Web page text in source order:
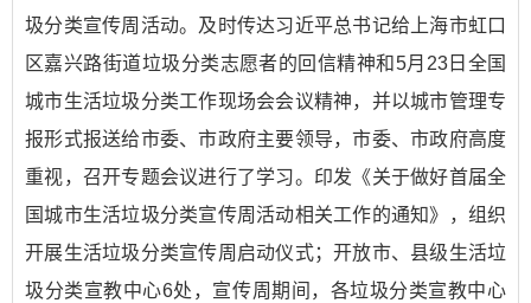
圾分类宣传周活动。及时传达习近平总书记给上海市虹口
区嘉兴路街道垃圾分类志愿者的回信精神和5月23日全国
城市生活垃圾分类工作现场会会议精神，并以城市管理专
报形式报送给市委、市政府主要领导，市委、市政府高度
重视，召开专题会议进行了学习。印发 《关于做好首届全
国城市生活垃圾分类宣传周活动相关工作的通知》
，组织
开展生活垃圾分类宣传周启动仪式；开放市、县级生活垃
圾分类宣教中心6处，宣传周期间，各垃圾分类宣教中心